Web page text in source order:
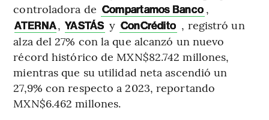
controladora de Compartamos Banco ,
ATERNA, YASTÁS y ConCrédito , registró un
alza del 27% con la que alcanzó un nuevo
récord histórico de MXN$82.742 millones,
mientras que su utilidad neta ascendió un
27,9% con respecto a 2023, reportando
MXN$6.462 millones.